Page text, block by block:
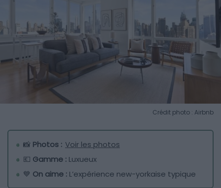
Crédit photo : Airbnb
📸 Photos : Voir les photos
💶 Gamme : Luxueux
💙 On aime : L’expérience new-yorkaise typique